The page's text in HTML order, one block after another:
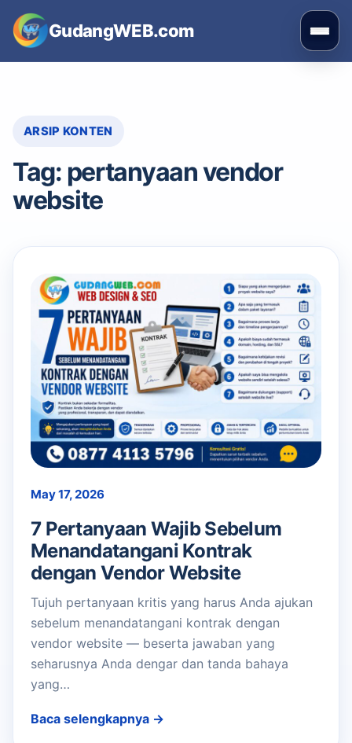
content
GudangWEB.com
Buka
ARSIP KONTEN
Tag: pertanyaan vendor
website
May 17, 2026
7 Pertanyaan Wajib Sebelum
Menandatangani Kontrak
dengan Vendor Website
Tujuh pertanyaan kritis yang harus Anda ajukan
sebelum menandatangani kontrak dengan
vendor website — beserta jawaban yang
seharusnya Anda dengar dan tanda bahaya
yang…
Baca selengkapnya →